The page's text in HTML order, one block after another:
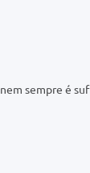
sempre é